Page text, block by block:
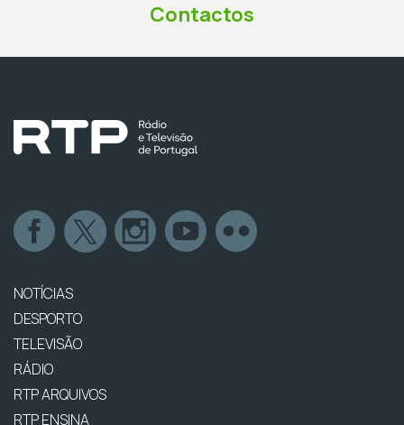
Contactos
NOTÍCIAS
DESPORTO
TELEVISÃO
RÁDIO
RTP ARQUIVOS
RTP ENSINA